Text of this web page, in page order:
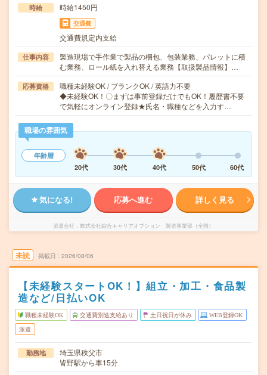
時給 時給1450円
交通費
交通費規定内支給
仕事内容
製造現場で手作業で製品の梱包、包装業務、パレットに積
む業務、ロール紙を入れ替える業務【取扱製品情報】…
応募資格
職種未経験OK / ブランクOK / 英語力不要
◆未経験OK！〇まずは事前登録だけでもOK！履歴書不要
で気軽にオンライン登録★氏名・職種などを入力す…
職場の雰囲気
年齢層
20代
30代 40代 50代 60代
気になる! 応募へ進む 詳しく見る
派遣会社 株式会社綜合キャリアオプション 製造事業部（全国）
未読 掲載日 2026/08/06
【未経験スタートOK！】組立・加工・食品製
造など/日払いOK
職種未経験OK 交通費別途支給あり 土日祝日が休み WEB登録OK
派遣
勤務地
埼玉県秩父市
皆野駅から車15分